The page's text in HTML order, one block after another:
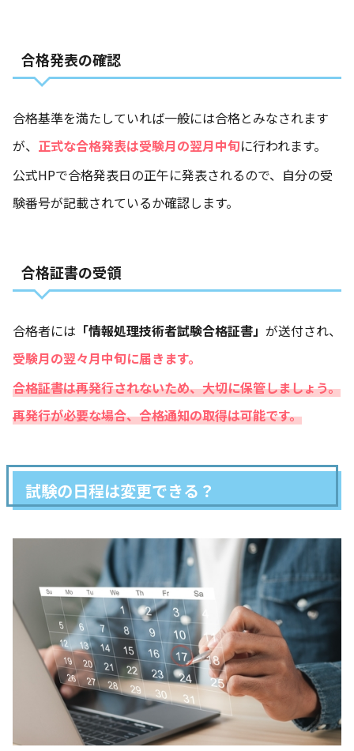
合格発表の確認
合格基準を満たしていれば一般には合格とみなされます
が、 正式な合格発表は受験月の翌月中旬に行われます。
公式HPで合格発表日の正午に発表されるので、自分の受
験番号が記載されているか確認します。
合格証書の受領
合格者には 「情報処理技術者試験合格証書」 が送付され、
受験月の翌々月中旬に届きます。
合格証書は再発行されないため、大切に保管しましょう。
再発行が必要な場合、合格通知の取得は可能です。
試験の日程は変更できる？